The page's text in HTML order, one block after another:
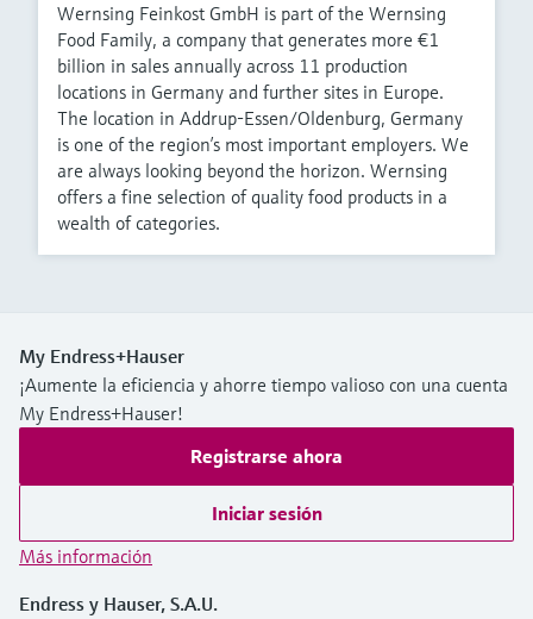
Wernsing Feinkost GmbH is part of the Wernsing
Food Family, a company that generates more €1
billion in sales annually across 11 production
locations in Germany and further sites in Europe.
The location in Addrup-Essen/Oldenburg, Germany
is one of the region’s most important employers. We
are always looking beyond the horizon. Wernsing
offers a fine selection of quality food products in a
wealth of categories.
My Endress+Hauser
¡Aumente la eficiencia y ahorre tiempo valioso con una cuenta
My Endress+Hauser!
Registrarse ahora
Iniciar sesión
Más información
Endress y Hauser, S.A.U.